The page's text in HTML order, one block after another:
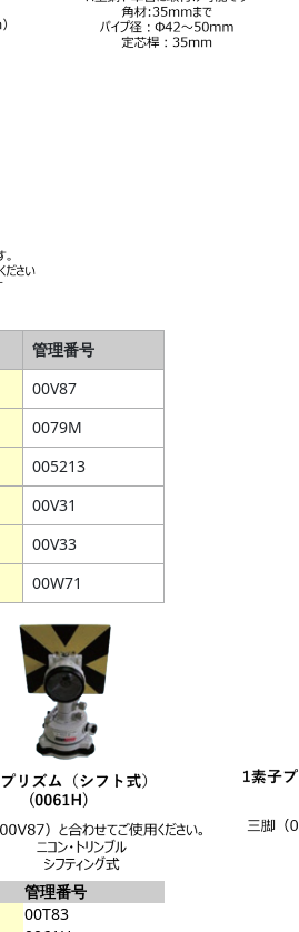
管理番号
00V87
0079M
005213
00V31
00V33
00W71
管理番号
00T83